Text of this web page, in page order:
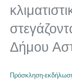
Δήμου
Πρόσκληση-